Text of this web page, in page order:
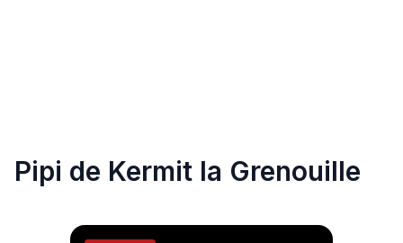
Pipi de Kermit la Grenouille